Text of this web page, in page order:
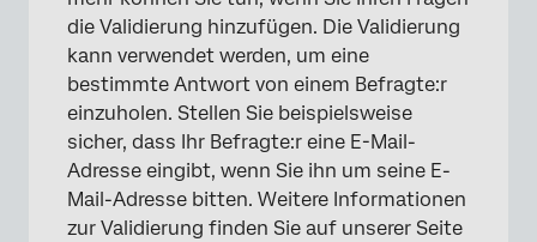
die Validierung hinzufügen. Die Validierung
kann verwendet werden, um eine
bestimmte Antwort von einem Befragte:r
einzuholen. Stellen Sie beispielsweise
sicher, dass Ihr Befragte:r eine E-Mail-
Adresse eingibt, wenn Sie ihn um seine E-
Mail-Adresse bitten. Weitere Informationen
zur Validierung finden Sie auf unserer Seite